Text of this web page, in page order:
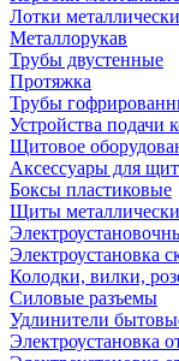
Лотки
Металлорукав
Трубы двустенные
Протяжка
Трубы
Устройства подачи
Щитовое
Аксессуары для
Боксы пластиковые
Щиты
Электроустановка
Колодки, вилки,
Силовые разъемы
Удлинители
Электроустановка